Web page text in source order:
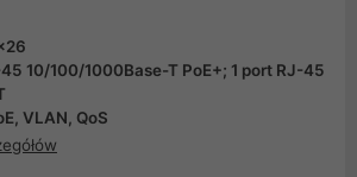
10/100/1000Base-T PoE+; 1 port RJ-45
VLAN, QoS